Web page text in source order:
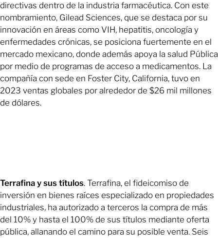
directivas dentro de la industria farmacéutica. Con este
nombramiento, Gilead Sciences, que se destaca por su
innovación en áreas como VIH, hepatitis, oncología y
enfermedades crónicas, se posiciona fuertemente en el
mercado mexicano, donde además apoya la salud Pública
por medio de programas de acceso a medicamentos. La
compañía con sede en Foster City, California, tuvo en
2023 ventas globales por alrededor de $26 mil millones
de dólares.
Terrafina y sus títulos. Terrafina, el fideicomiso de
inversión en bienes raíces especializado en propiedades
industriales, ha autorizado a terceros la compra de más
del 10% y hasta el 100% de sus títulos mediante oferta
pública, allanando el camino para su posible venta. Seis